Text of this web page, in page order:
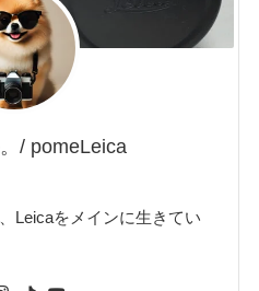
/ pomeLeica
Leicaをメインに生きてい